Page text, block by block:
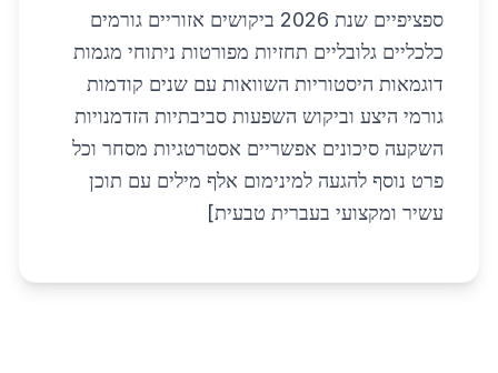
ספציפיים שנת 2026 ביקושים אזוריים גורמים
כלכליים גלובליים תחזיות מפורטות ניתוחי מגמות
דוגמאות היסטוריות השוואות עם שנים קודמות
גורמי היצע וביקוש השפעות סביבתיות הזדמנויות
השקעה סיכונים אפשריים אסטרטגיות מסחר וכל
פרט נוסף להגעה למינימום אלף מילים עם תוכן
עשיר ומקצועי בעברית טבעית]